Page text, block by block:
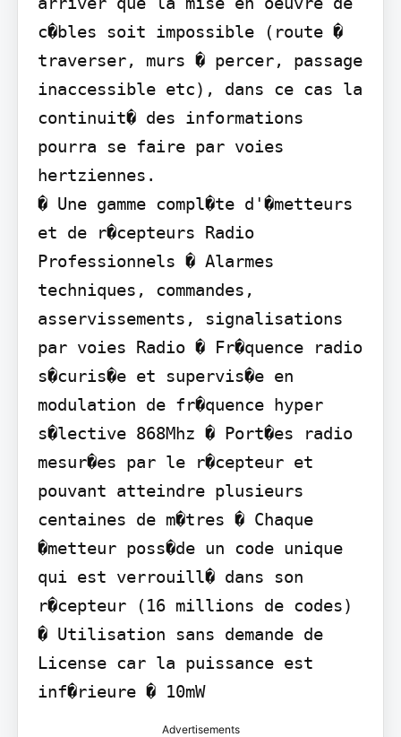
c�bles soit impossible (route �
traverser, murs � percer, passage
inaccessible etc), dans ce cas la
continuit� des informations
pourra se faire par voies
hertziennes.
� Une gamme compl�te d'�metteurs
et de r�cepteurs Radio
Professionnels � Alarmes
techniques, commandes,
asservissements, signalisations
par voies Radio � Fr�quence radio
s�curis�e et supervis�e en
modulation de fr�quence hyper
s�lective 868Mhz � Port�es radio
mesur�es par le r�cepteur et
pouvant atteindre plusieurs
centaines de m�tres � Chaque
�metteur poss�de un code unique
qui est verrouill� dans son
r�cepteur (16 millions de codes)
� Utilisation sans demande de
License car la puissance est
inf�rieure � 10mW
Advertisements